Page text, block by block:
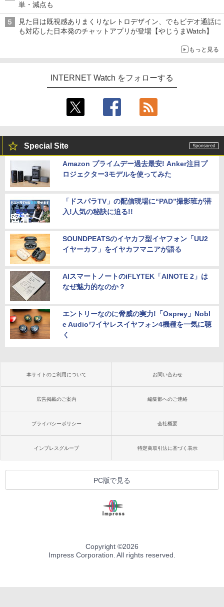
単・減点も
見た目は既視感ありまくりなレトロデザイン、でもビデオ通話に
も対応した日本発のチャットアプリが登場【やじうまWatch】
もっと見る
INTERNET Watch をフォローする
Special Site
Amazon プライムデー過去最安! Anker注目プ
ロジェクター3モデルを使ってみた
「ドスパラTV」の配信現場に“PAD”撮影班が潜
入!人気の秘訣に迫る!!
SOUNDPEATSのイヤカフ型イヤフォン「UU2
イヤーカフ」をイヤカフマニアが語る
AIスマートノートのiFLYTEK「AINOTE 2」は
なぜ魅力的なのか？
エントリーなのに脅威の実力!「Osprey」Nobl
e Audioワイヤレスイヤフォン4機種を一気に聴
く
本サイトのご利用について お問い合わせ
広告掲載のご案内 編集部へのご連絡
プライバシーポリシー 会社概要
インプレスグループ 特定商取引法に基づく表示
PC版で見る
Copyright ©2026
Impress Corporation. All rights reserved.